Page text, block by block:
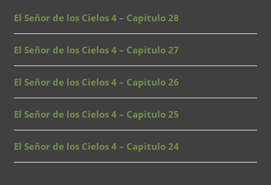
El Señor de los Cielos 4 – Capitulo 28
El Señor de los Cielos 4 – Capitulo 27
El Señor de los Cielos 4 – Capitulo 26
El Señor de los Cielos 4 – Capitulo 25
El Señor de los Cielos 4 – Capitulo 24